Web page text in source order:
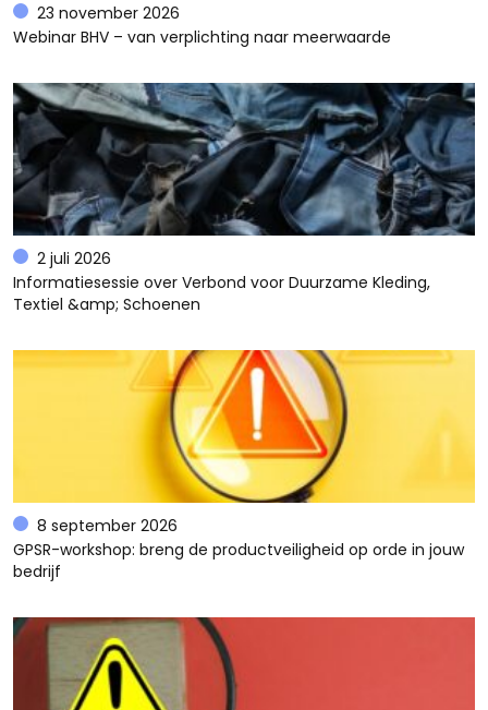
23 november 2026
Webinar BHV – van verplichting naar meerwaarde
2 juli 2026
Informatiesessie over Verbond voor Duurzame Kleding,
Textiel &amp; Schoenen
8 september 2026
GPSR-workshop: breng de productveiligheid op orde in jouw
bedrijf